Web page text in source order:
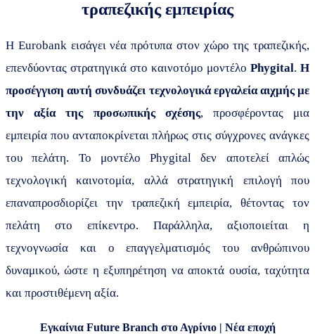
τραπεζικής εμπειρίας
Η Eurobank εισάγει νέα πρότυπα στον χώρο της τραπεζικής,
επενδύοντας στρατηγικά στο καινοτόμο μοντέλο Phygital. Η
προσέγγιση αυτή συνδυάζει τεχνολογικά εργαλεία αιχμής με
την αξία της προσωπικής σχέσης,
προσφέροντας μια
εμπειρία που ανταποκρίνεται πλήρως στις σύγχρονες ανάγκες
του πελάτη. Το μοντέλοPhygital δεν αποτελεί απλώς
τεχνολογική καινοτομία, αλλά στρατηγική επιλογή που
επαναπροσδιορίζει την τραπεζική εμπειρία, θέτοντας τον
πελάτη στο επίκεντρο. Παράλληλα, αξιοποιείται η
τεχνογνωσία και ο επαγγελματισμός του ανθρώπινου
δυναμικού, ώστε η εξυπηρέτηση να αποκτά ουσία, ταχύτητα
και προστιθέμενη αξία.
Εγκαίνια Future Branch στο Αγρίνιο | Νέα εποχή